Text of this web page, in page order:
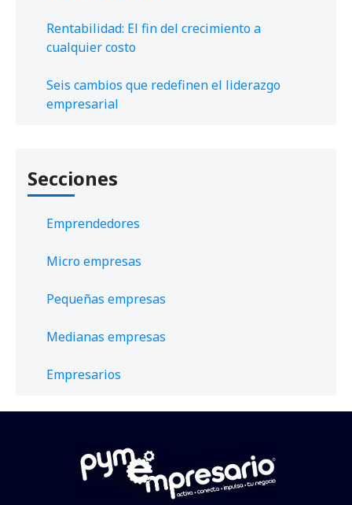
Rentabilidad: El fin del crecimiento a
cualquier costo
Seis cambios que redefinen el liderazgo
empresarial
Secciones
Emprendedores
Micro empresas
Pequeñas empresas
Medianas empresas
Empresarios